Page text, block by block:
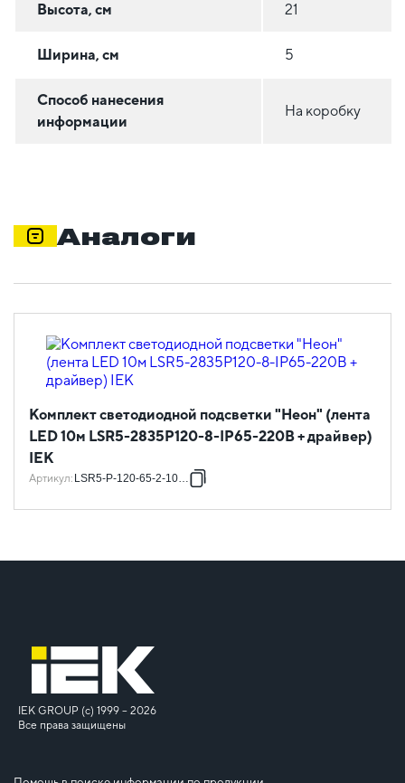
Высота, см 21
Ширина, см 5
Способ нанесения
информации
На коробку
Аналоги
Комплект светодиодной подсветки "Неон" (лента
LED 10м LSR5-2835P120-8-IP65-220В + драйвер)
IEK
Артикул: LSR5-P-120-65-2-10-S0
IEK GROUP (c) 1999 – 2026
Все права защищены